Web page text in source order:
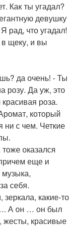
Как ты угадал?
девушку
рад, что угадал!
щеку, и вы
да очень! - Ты
розу. Да уж, это
роза.
который
ни с чем. Четкие
оказался
еще и
себя.
какие-то
А он … он был
жесты, красивые